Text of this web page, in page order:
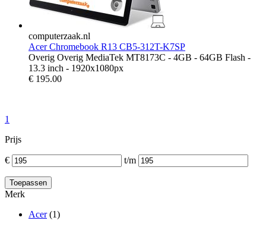
computerzaak.nl
Acer Chromebook R13 CB5-312T-K7SP
Overig Overig MediaTek MT8173C - 4GB - 64GB Flash -
13.3 inch - 1920x1080px
€ 195.00
1
Prijs
€ t/m
Merk
Acer(1)